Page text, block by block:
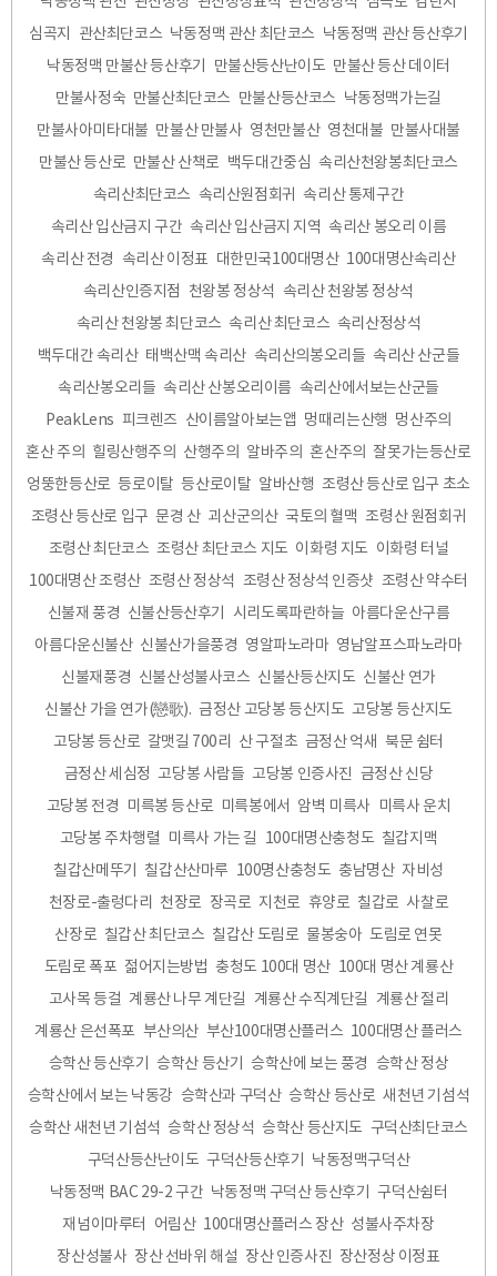
심곡지
관산최단코스 낙동정맥 관산 최단코스 낙동정맥 관산 등산후기
낙동정맥 만불산 등산후기
만불산등산난이도 만불산 등산 데이터
만불사정숙 만불산최단코스 만불산등산코스 낙동정맥가는길
만불사아미타대불 만불산 만불사 영천만불산 영천대불 만불사대불
만불산 등산로 만불산 산책로 백두대간중심 속리산천왕봉최단코스
속리산최단코스 속리산원점회귀
속리산 통제구간
속리산 입산금지 구간 속리산 입산금지 지역 속리산 봉오리 이름
속리산 전경 속리산 이정표 대한민국100대명산 100대명산속리산
속리산인증지점
천왕봉 정상석 속리산 천왕봉 정상석
속리산 천왕봉 최단코스 속리산 최단코스 속리산정상석
백두대간 속리산 태백산맥 속리산 속리산의봉오리들 속리산 산군들
속리산봉오리들 속리산 산봉오리이름 속리산에서보는산군들
PeakLens 피크렌즈 산이름알아보는앱 멍때리는산행 멍산주의
혼산 주의
힐링산행주의 산행주의 알바주의 혼산주의
잘못가는등산로
엉뚱한등산로 등로이탈 등산로이탈 알바산행 조령산 등산로 입구 초소
조령산 등산로 입구 문경 산 괴산군의산 국토의 혈맥 조령산 원점회귀
조령산 최단코스 조령산 최단코스 지도 이화령 지도 이화령 터널
100대명산 조령산 조령산 정상석 조령산 정상석 인증샷 조령산 약수터
신불재 풍경 신불산등산후기 시리도록파란하늘 아름다운산구름
아름다운신불산 신불산가을풍경 영알파노라마 영남알프스파노라마
신불재풍경 신불산성불사코스 신불산등산지도 신불산 연가
신불산 가을 연가(戀歌). 금정산 고당봉 등산지도 고당봉 등산지도
고당봉 등산로 갈맷길 700리 산 구절초 금정산 억새 북문 쉼터
금정산 세심정 고당봉 사람들 고당봉 인증사진 금정산 신당
고당봉 전경
미륵봉 등산로 미륵봉에서 암벽 미륵사
미륵사 운치
고당봉 주차행렬
미륵사 가는 길 100대명산충청도 칠갑지맥
칠갑산메뚜기
칠갑산산마루 100명산충청도 충남명산 자비성
천장로-출렁다리
천장로 장곡로 지천로 휴양로 칠갑로 사찰로
산장로 칠갑산 최단코스 칠갑산 도림로 물봉숭아 도림로 연못
도림로 폭포 젊어지는방법 충청도 100대 명산 100대 명산 계룡산
고사목 등걸 계룡산 나무 계단길 계룡산 수직계단길
계룡산 절리
계룡산 은선폭포 부산의산 부산100대명산플러스 100대명산 플러스
승학산 등산후기
승학산 등산기 승학산에 보는 풍경 승학산 정상
승학산에서 보는 낙동강 승학산과 구덕산 승학산 등산로 새천년 기섬석
승학산 새천년 기섬석 승학산 정상석 승학산 등산지도 구덕산최단코스
구덕산등산난이도 구덕산등산후기
낙동정맥구덕산
낙동정맥 BAC 29-2 구간 낙동정맥 구덕산 등산후기
구덕산쉼터
재넘이마루터
어림산 100대명산플러스 장산 성불사주차장
장산성불사 장산 선바위 해설 장산 인증사진 장산정상 이정표